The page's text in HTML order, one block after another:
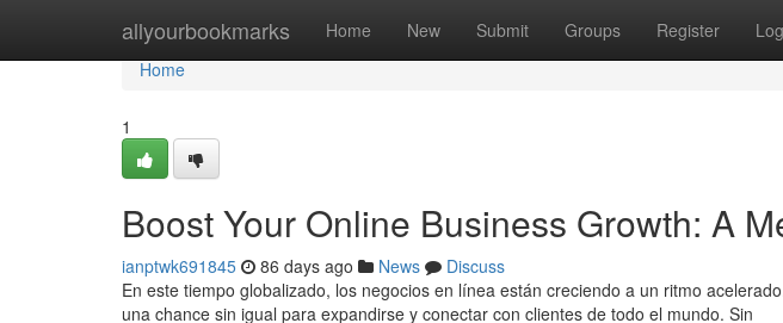
allyourbookmarks Home New Submit Groups Register
Home
Home
1
Boost Your Online Business Growth: A
ianptwk691845 86 days ago News
Discuss
En este tiempo globalizado, los negocios en línea están creciendo a un ritmo
una chance sin igual para expandirse y conectar con clientes de todo el mundo. Sin